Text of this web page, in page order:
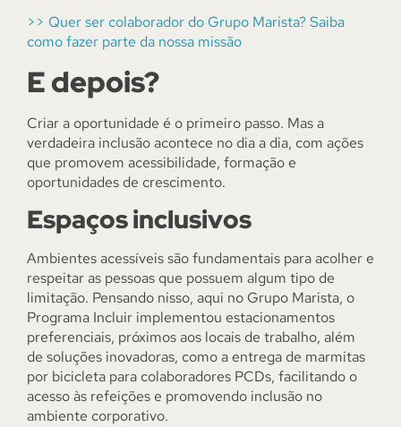
>> Quer ser colaborador do Grupo Marista? Saiba
como fazer parte da nossa missão
E depois?
Criar a oportunidade é o primeiro passo. Mas a
verdadeira inclusão acontece no dia a dia, com ações
que promovem acessibilidade, formação e
oportunidades de crescimento.
Espaços inclusivos
Ambientes acessíveis são fundamentais para acolher e
respeitar as pessoas que possuem algum tipo de
limitação. Pensando nisso, aqui no Grupo Marista, o
Programa Incluir implementou estacionamentos
preferenciais, próximos aos locais de trabalho, além
de soluções inovadoras, como a entrega de marmitas
por bicicleta para colaboradores PCDs, facilitando o
acesso às refeições e promovendo inclusão no
ambiente corporativo.